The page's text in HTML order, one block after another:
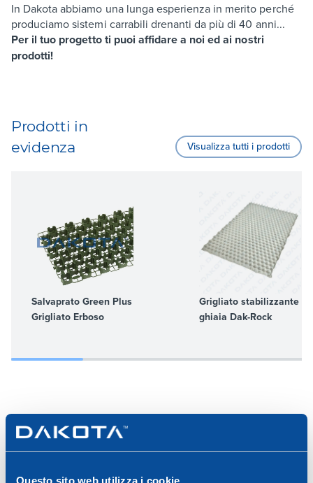
Questo sito web utilizza i cookie
In Dakota abbiamo una lunga esperienza in merito perché
produciamo sistemi carrabili drenanti da più di 40 anni...
Per il tuo progetto ti puoi affidare a noi ed ai nostri
prodotti!
Prodotti in
evidenza
Visualizza tutti i prodotti
Salvaprato Green Plus
Grigliato Erboso
Grigliato stabilizzante
ghiaia Dak-Rock
APPROFONDIMENTI